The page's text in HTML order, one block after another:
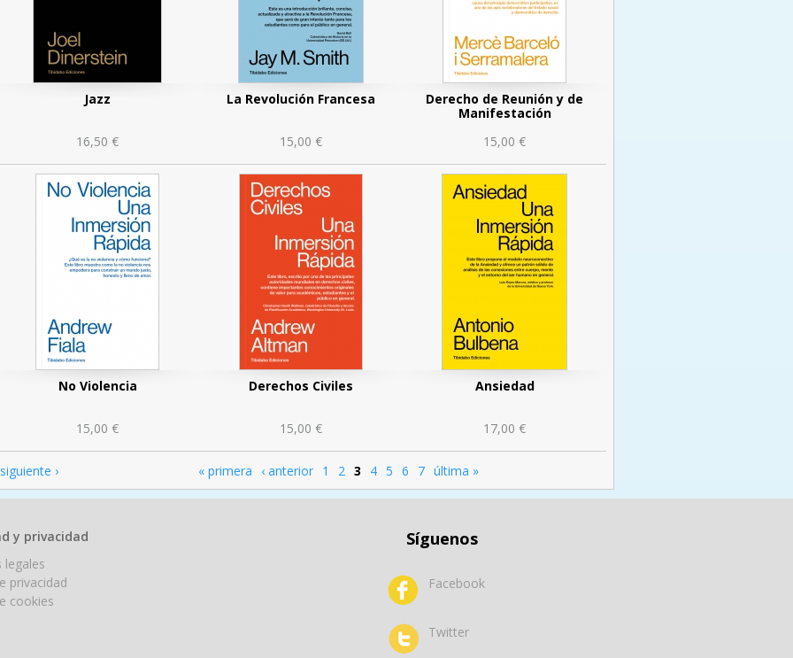
Jazz
16,50 €
La Revolución Francesa
15,00 €
Derecho de Reunión y de
Manifestación
15,00 €
No Violencia
15,00 €
Derechos Civiles
15,00 €
Ansiedad
17,00 €
Páginas « primera ‹ anterior 1 2 3 4 5 6 7
siguiente › última »
y privacidad
legales
privacidad
cookies
Síguenos
Facebook
Twitter